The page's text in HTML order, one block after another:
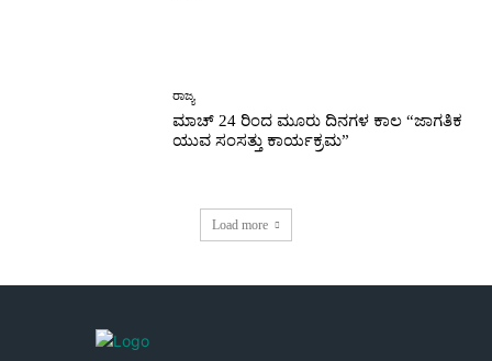
ರಾಜ್ಯ
ಮಾಚ್ 24 ರಿಂದ ಮೂರು ದಿನಗಳ ಕಾಲ “ಜಾಗತಿಕ
ಯುವ ಸಂಸತ್ತು ಕಾರ್ಯಕ್ರಮ”
Load more